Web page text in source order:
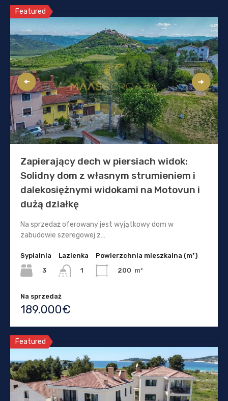
Featured
Zapierający dech w piersiach widok:
Solidny dom z własnym strumieniem i
dalekosiężnymi widokami na Motovun i
dużą działkę
Na sprzedaż oferowany jest wyjątkowy dom w
zabudowie szeregowej z…
Sypialnia
3
Lazienka
1
Powierzchnia mieszkalna (m²)
200 m²
Na sprzedaż
189.000€
Featured